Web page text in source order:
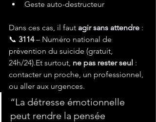
Geste auto-destructeur
Dans ces cas, il faut agir sans attendre :
📞 3114 – Numéro national de
prévention du suicide (gratuit,
24h/24).Et surtout, ne pas rester seul :
contacter un proche, un professionnel,
ou aller aux urgences.
“La détresse émotionnelle
peut rendre la pensée